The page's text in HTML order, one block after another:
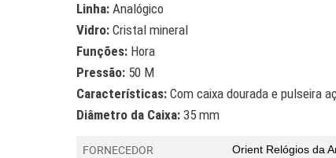
Linha: Analógico
Vidro: Cristal mineral
Funções: Hora
Pressão: 50 M
Características: Com caixa dourada e pulseira
Diâmetro da Caixa: 35 mm
FORNECEDOR Orient Relógios da